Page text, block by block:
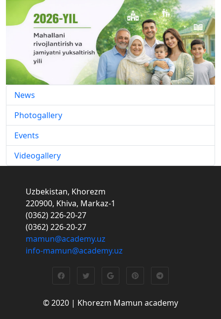
News
Photogallery
Events
Videogallery
Uzbekistan, Khorezm
220900, Khiva, Markaz-1
(0362) 226-20-27
(0362) 226-20-27
mamun@academy.uz
info-mamun@academy.uz
© 2020 | Khorezm Mamun academy